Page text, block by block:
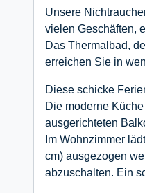
Unsere
vielen Geschäften,
Das Thermalbad,
erreichen Sie in
Diese schicke
Die moderne
ausgerichteten
Im Wohnzimmer
cm) ausgezogen
abzuschalten. Ein